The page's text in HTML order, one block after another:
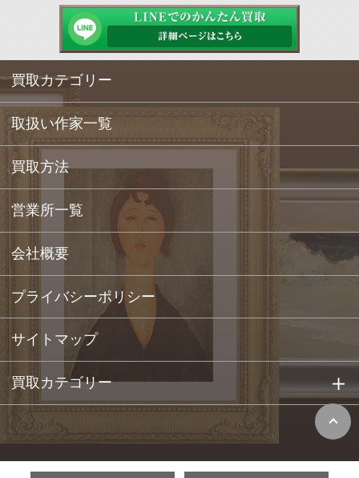
買取カテゴリー
取扱い作家一覧
買取方法
営業所一覧
会社概要
プライバシーポリシー
サイトマップ
買取カテゴリー